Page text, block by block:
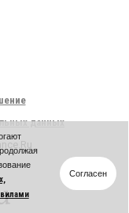
Согласен
данных